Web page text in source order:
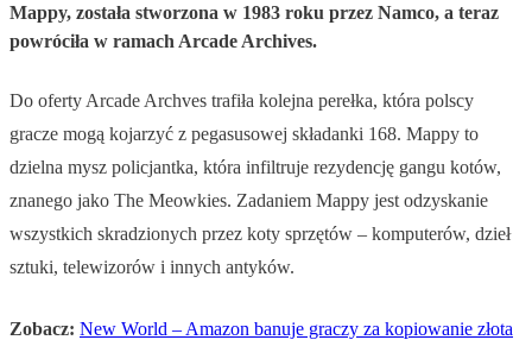
Mappy, została stworzona w 1983 roku przez Namco, a teraz
powróciła w ramach Arcade Archives.
Do oferty Arcade Archves trafiła kolejna perełka, która polscy
gracze mogą kojarzyć z pegasusowej składanki 168. Mappy to
dzielna mysz policjantka, która infiltruje rezydencję gangu kotów,
znanego jako The Meowkies. Zadaniem Mappy jest odzyskanie
wszystkich skradzionych przez koty sprzętów – komputerów, dzieł
sztuki, telewizorów i innych antyków.
Zobacz: New World – Amazon banuje graczy za kopiowanie złota